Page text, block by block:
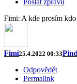
Fimi: A kde prosím
Fimi25.4.2022 00:33
Odpovědět
Permalink